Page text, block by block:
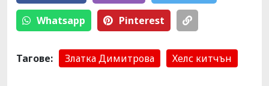
Whatsapp Pinterest
Тагове: Златка Димитрова Хелс китчън